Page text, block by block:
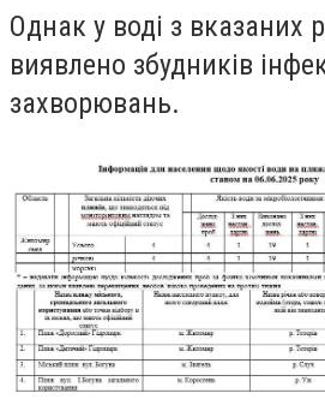
Однак у воді з вказаних
виявлено збудників
захворювань.